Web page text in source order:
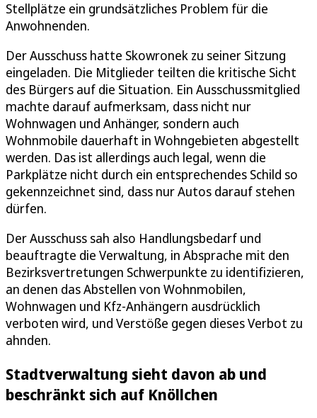
Stellplätze ein grundsätzliches Problem für die
Anwohnenden.
Der Ausschuss hatte Skowronek zu seiner Sitzung
eingeladen. Die Mitglieder teilten die kritische Sicht
des Bürgers auf die Situation. Ein Ausschussmitglied
machte darauf aufmerksam, dass nicht nur
Wohnwagen und Anhänger, sondern auch
Wohnmobile dauerhaft in Wohngebieten abgestellt
werden. Das ist allerdings auch legal, wenn die
Parkplätze nicht durch ein entsprechendes Schild so
gekennzeichnet sind, dass nur Autos darauf stehen
dürfen.
Der Ausschuss sah also Handlungsbedarf und
beauftragte die Verwaltung, in Absprache mit den
Bezirksvertretungen Schwerpunkte zu identifizieren,
an denen das Abstellen von Wohnmobilen,
Wohnwagen und Kfz-Anhängern ausdrücklich
verboten wird, und Verstöße gegen dieses Verbot zu
ahnden.
Stadtverwaltung sieht davon ab und
beschränkt sich auf Knöllchen